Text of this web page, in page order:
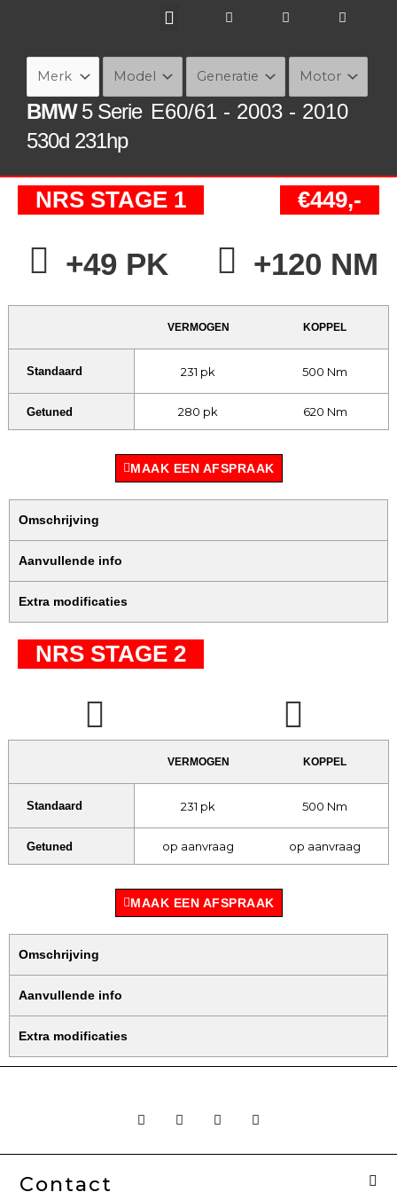
inhoud
BMW 5 Serie E60/61 - 2003 - 2010
530d 231hp
NRS STAGE 1 €449,-
+49 PK +120 NM
VERMOGEN KOPPEL
Standaard 231 pk 500 Nm
Getuned 280 pk 620 Nm
MAAK EEN AFSPRAAK
Omschrijving
Aanvullende info
Extra modificaties
NRS STAGE 2
VERMOGEN KOPPEL
Standaard 231 pk 500 Nm
Getuned op aanvraag op aanvraag
MAAK EEN AFSPRAAK
Omschrijving
Aanvullende info
Extra modificaties
F
a
e
I
n
t
W
h
t
E
n
e
Contact